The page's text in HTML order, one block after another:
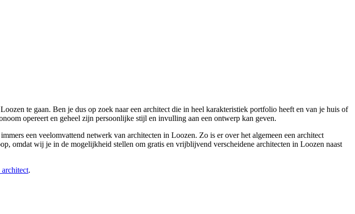
te gaan. Ben je dus op zoek naar een architect die in heel karakteristiek portfolio heeft en van je huis of
opereert en geheel zijn persoonlijke stijl en invulling aan een ontwerp kan geven.
een veelomvattend netwerk van architecten in Loozen. Zo is er over het algemeen een architect
omdat wij je in de mogelijkheid stellen om gratis en vrijblijvend verscheidene architecten in Loozen naast
architect.